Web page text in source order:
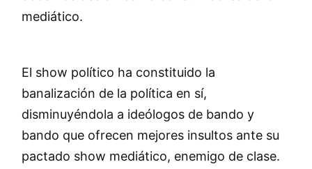
mediático.
El show político ha constituido la
banalización de la política en sí,
disminuyéndola a ideólogos de bando y
bando que ofrecen mejores insultos ante su
pactado show mediático, enemigo de clase.